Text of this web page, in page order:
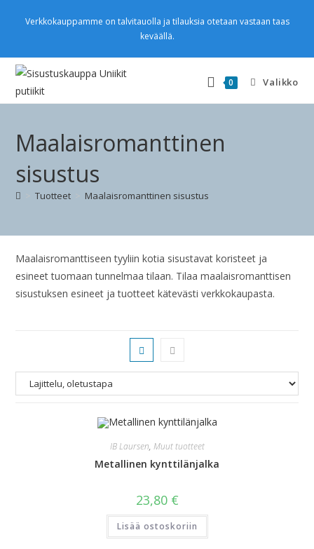
Verkkokauppamme on talvitauolla ja tilauksia otetaan vastaan taas
keväällä.
0 Valikko
Maalaisromanttinen
sisustus
Tuotteet Maalaisromanttinen sisustus
Maalaisromanttiseen tyyliin kotia sisustavat koristeet ja
esineet tuomaan tunnelmaa tilaan. Tilaa maalaisromanttisen
sisustuksen esineet ja tuotteet kätevästi verkkokaupasta.
IB Laursen, Muut tuotteet
Metallinen kynttilänjalka
23,80 €
Lisää ostoskoriin